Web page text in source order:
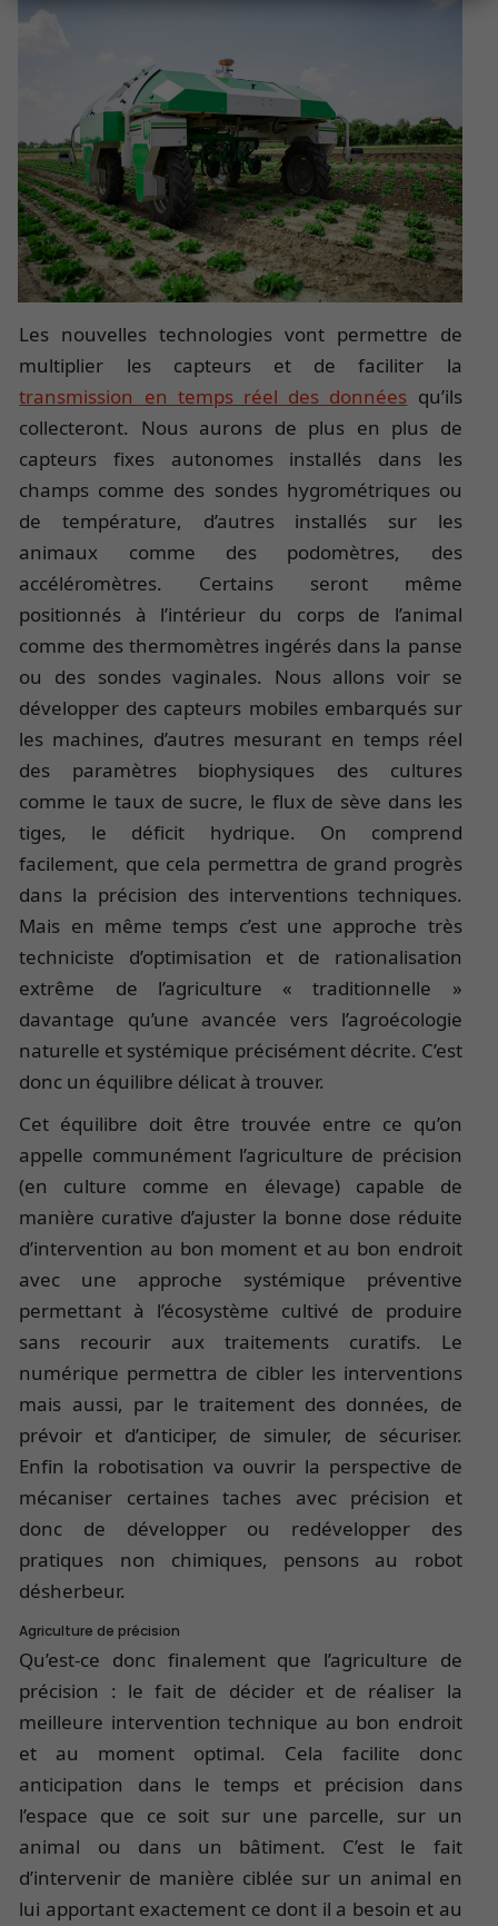
Les nouvelles technologies vont permettre de
multiplier les capteurs et de faciliter la
transmission en temps réel des données qu’ils
collecteront. Nous aurons de plus en plus de
capteurs fixes autonomes installés dans les
champs comme des sondes hygrométriques ou
de température, d’autres installés sur les
animaux comme des podomètres, des
accéléromètres. Certains seront même
positionnés à l’intérieur du corps de l’animal
comme des thermomètres ingérés dans la panse
ou des sondes vaginales. Nous allons voir se
développer des capteurs mobiles embarqués sur
les machines, d’autres mesurant en temps réel
des paramètres biophysiques des cultures
comme le taux de sucre, le flux de sève dans les
tiges, le déficit hydrique. On comprend
facilement, que cela permettra de grand progrès
dans la précision des interventions techniques.
Mais en même temps c’est une approche très
techniciste d’optimisation et de rationalisation
extrême de l’agriculture « traditionnelle »
davantage qu’une avancée vers l’agroécologie
naturelle et systémique précisément décrite. C’est
donc un équilibre délicat à trouver.
Cet équilibre doit être trouvée entre ce qu’on
appelle communément l’agriculture de précision
(en culture comme en élevage) capable de
manière curative d’ajuster la bonne dose réduite
d’intervention au bon moment et au bon endroit
avec une approche systémique préventive
permettant à l’écosystème cultivé de produire
sans recourir aux traitements curatifs. Le
numérique permettra de cibler les interventions
mais aussi, par le traitement des données, de
prévoir et d’anticiper, de simuler, de sécuriser.
Enfin la robotisation va ouvrir la perspective de
mécaniser certaines taches avec précision et
donc de développer ou redévelopper des
pratiques non chimiques, pensons au robot
désherbeur.
Agriculture de précision
Qu’est-ce donc finalement que l’agriculture de
précision : le fait de décider et de réaliser la
meilleure intervention technique au bon endroit
et au moment optimal. Cela facilite donc
anticipation dans le temps et précision dans
l’espace que ce soit sur une parcelle, sur un
animal ou dans un bâtiment. C’est le fait
d’intervenir de manière ciblée sur un animal en
lui apportant exactement ce dont il a besoin et au